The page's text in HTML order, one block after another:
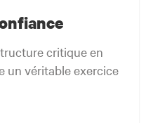
critique en
un véritable exercice